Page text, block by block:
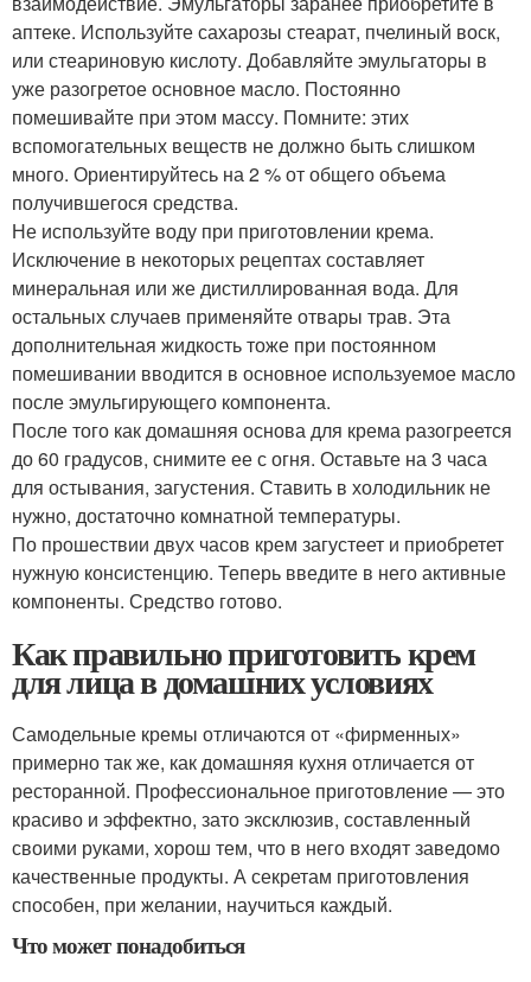
аптеке. Используйте сахарозы стеарат, пчелиный воск,
или стеариновую кислоту. Добавляйте эмульгаторы в
уже разогретое основное масло. Постоянно
помешивайте при этом массу. Помните: этих
вспомогательных веществ не должно быть слишком
много. Ориентируйтесь на 2 % от общего объема
получившегося средства.
Не используйте воду при приготовлении крема.
Исключение в некоторых рецептах составляет
минеральная или же дистиллированная вода. Для
остальных случаев применяйте отвары трав. Эта
дополнительная жидкость тоже при постоянном
помешивании вводится в основное используемое масло
после эмульгирующего компонента.
После того как домашняя основа для крема разогреется
до 60 градусов, снимите ее с огня. Оставьте на 3 часа
для остывания, загустения. Ставить в холодильник не
нужно, достаточно комнатной температуры.
По прошествии двух часов крем загустеет и приобретет
нужную консистенцию. Теперь введите в него активные
компоненты. Средство готово.
Как правильно приготовить крем
для лица в домашних условиях
Самодельные кремы отличаются от «фирменных»
примерно так же, как домашняя кухня отличается от
ресторанной. Профессиональное приготовление — это
красиво и эффектно, зато эксклюзив, составленный
своими руками, хорош тем, что в него входят заведомо
качественные продукты. А секретам приготовления
способен, при желании, научиться каждый.
Что может понадобиться